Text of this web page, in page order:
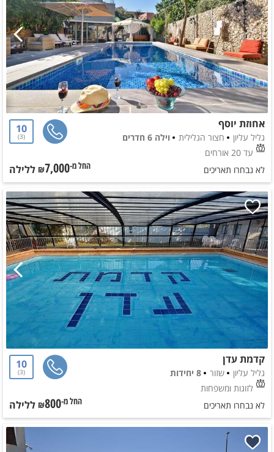
אחוזת יוסף
גליל עליון חצור הגלילית
וילה 6 חדרים
עד 20 אורחים
10
3
לא נבחרו תאריכים החל מ-₪7,000 ללילה
קדמת עדן
גליל עליון שזור
8 יחידות
לזוגות ומשפחות
10
3
לא נבחרו תאריכים החל מ-₪800 ללילה